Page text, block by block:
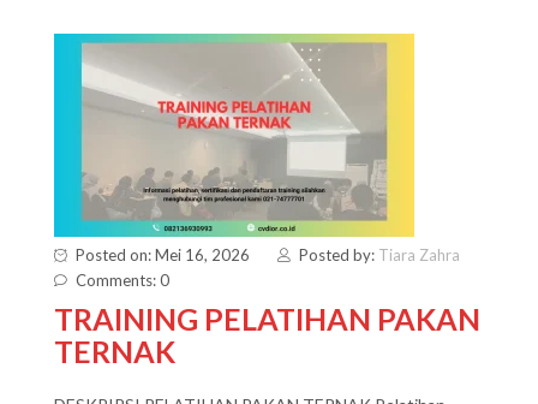
Posted on: Mei 16, 2026 Posted by: Tiara Zahra
Comments: 0
TRAINING PELATIHAN PAKAN
TERNAK